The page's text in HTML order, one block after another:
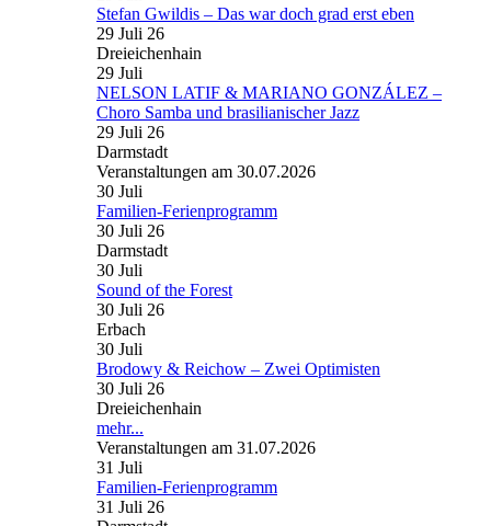
Stefan Gwildis – Das war doch grad erst eben
29 Juli 26
Dreieichenhain
29 Juli
NELSON LATIF & MARIANO GONZÁLEZ –
Choro Samba und brasilianischer Jazz
29 Juli 26
Darmstadt
Veranstaltungen am 30.07.2026
30 Juli
Familien-Ferienprogramm
30 Juli 26
Darmstadt
30 Juli
Sound of the Forest
30 Juli 26
Erbach
30 Juli
Brodowy & Reichow – Zwei Optimisten
30 Juli 26
Dreieichenhain
mehr...
Veranstaltungen am 31.07.2026
31 Juli
Familien-Ferienprogramm
31 Juli 26